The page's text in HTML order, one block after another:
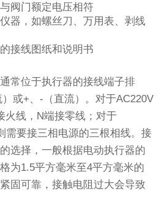
阀门额定电压相符
器，如螺丝刀、万用表、剥线
接线图纸和说明书
常位于执行器的接线端子排
或+、-（直流）。对于AC220V
火线，N端接零线；对于
需要接三相电源的三根相线。接
选择，一般根据电动执行器的
为1.5平方毫米至4平方毫米的
固可靠，接触电阻过大会导致